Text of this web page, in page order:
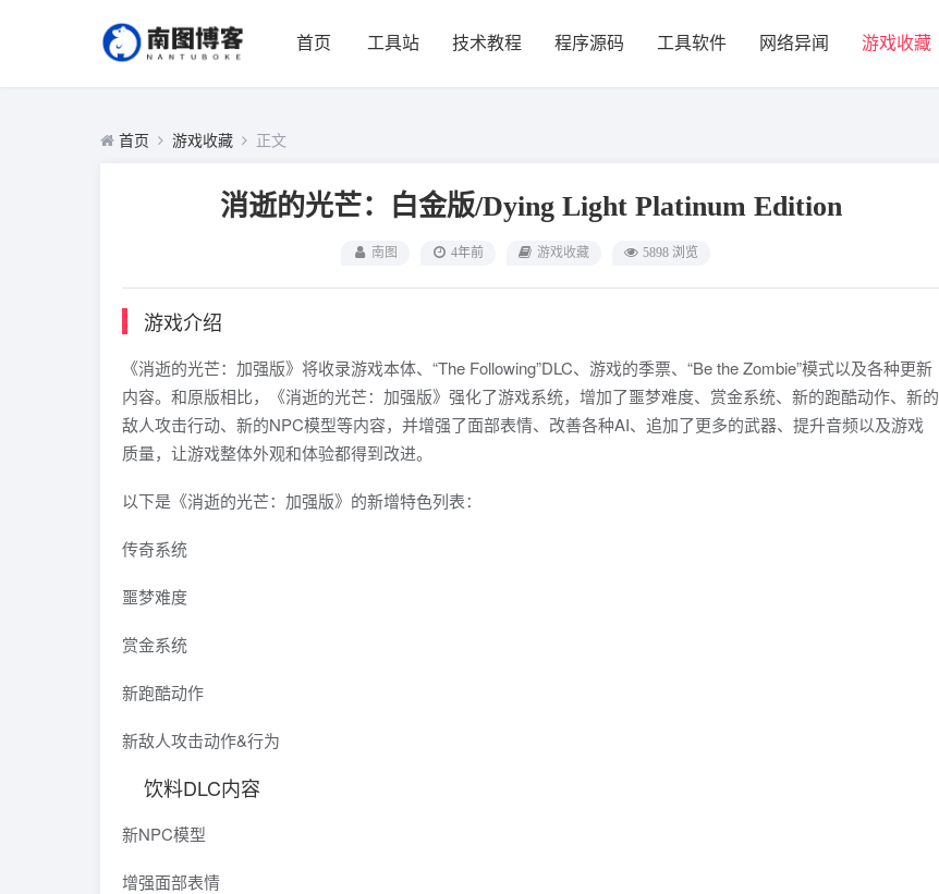
首页 工具站 技术教程 程序源码 工具软件 网络异闻 游戏收藏
首页 游戏收藏 正文
消逝的光芒：白金版/Dying Light Platinum Edition
南图 4年前 游戏收藏 5898 浏览
游戏介绍
《消逝的光芒：加强版》将收录游戏本体、“The Following”DLC、游戏的季票、“Be the Zombie”模式以及各种更新
内容。和原版相比，《消逝的光芒：加强版》强化了游戏系统，增加了噩梦难度、赏金系统、新的跑酷动作、新的
敌人攻击行动、新的NPC模型等内容，并增强了面部表情、改善各种AI、追加了更多的武器、提升音频以及游戏
质量，让游戏整体外观和体验都得到改进。
以下是《消逝的光芒：加强版》的新增特色列表：
传奇系统
噩梦难度
赏金系统
新跑酷动作
新敌人攻击动作&行为
饮料DLC内容
新NPC模型
增强面部表情